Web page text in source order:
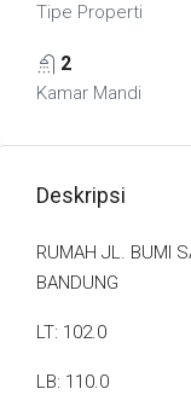
Tipe Properti
2
Kamar Mandi
Deskripsi
RUMAH JL. BUMI
BANDUNG
LT: 102.0
LB: 110.0